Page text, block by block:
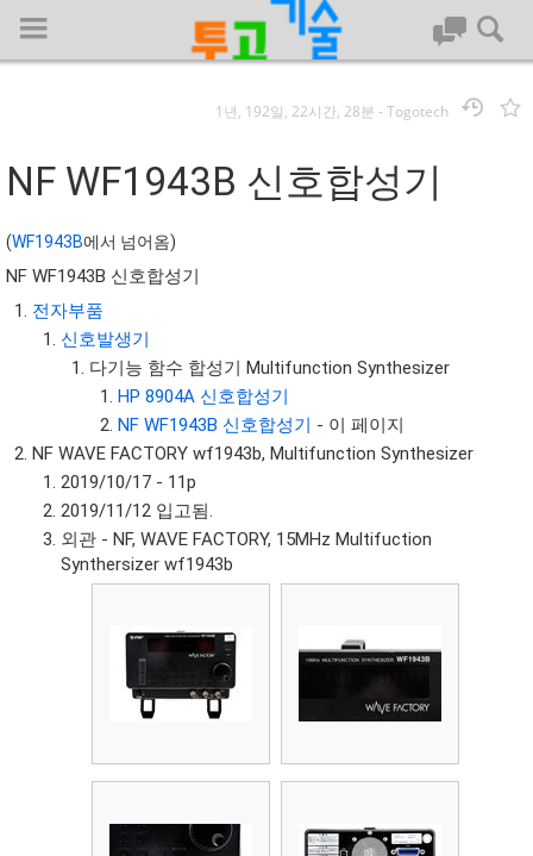
회사명 :
투고기술
| 대표 : 김명기 | 사업자번호 : 142-08-78939
전화 : 031-8065-5299 | 주소 : (16954)) 경기도 용인시 기흥구 흥덕1
로 13, B동(complex동) 1213호(영덕동,흥덕IT밸리)
COPYRIGHT (C) 투고기술 ALL RIGHTS RESEVED
투고기술 위키 저작권
1년, 192일, 22시간, 28분 -Togotech
NF WF1943B 신호합성기
(WF1943B에서 넘어옴)
NF WF1943B 신호합성기
전자부품
신호발생기
다기능 함수 합성기 Multifunction Synthesizer
HP 8904A 신호합성기
NF WF1943B 신호합성기 - 이 페이지
NF WAVE FACTORY wf1943b, Multifunction Synthesizer
2019/10/17 - 11p
2019/11/12 입고됨.
외관 - NF, WAVE FACTORY, 15MHz Multifuction
Synthersizer wf1943b